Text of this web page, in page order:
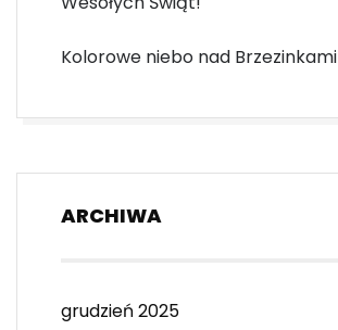
Kolorowe niebo nad Brzezinkami
ARCHIWA
grudzień 2025